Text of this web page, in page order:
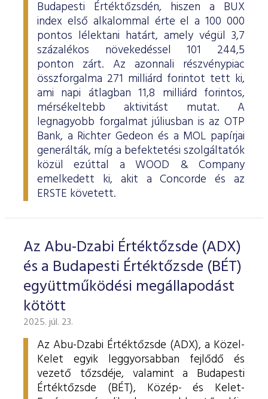
Budapesti Értéktőzsdén, hiszen a BUX
index első alkalommal érte el a 100 000
pontos lélektani határt, amely végül 3,7
százalékos növekedéssel 101 244,5
ponton zárt. Az azonnali részvénypiac
összforgalma 271 milliárd forintot tett ki,
ami napi átlagban 11,8 milliárd forintos,
mérsékeltebb aktivitást mutat. A
legnagyobb forgalmat júliusban is az OTP
Bank, a Richter Gedeon és a MOL papírjai
generálták, míg a befektetési szolgáltatók
közül ezúttal a WOOD & Company
emelkedett ki, akit a Concorde és az
ERSTE követett.
Az Abu-Dzabi Értéktőzsde (ADX)
és a Budapesti Értéktőzsde (BÉT)
együttműködési megállapodást
kötött
2025. júl. 23.
Az Abu-Dzabi Értéktőzsde (ADX), a Közel-
Kelet egyik leggyorsabban fejlődő és
vezető tőzsdéje, valamint a Budapesti
Értéktőzsde (BÉT), Közép- és Kelet-